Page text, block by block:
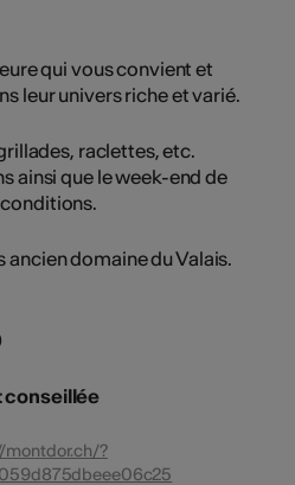
qui vous convient et
leur univers riche et varié.
raclettes, etc.
ainsi que le week-end de
ancien domaine du Valais.
conseillée
montdor.ch/?